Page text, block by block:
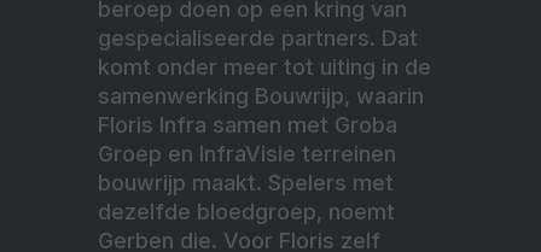
beroep doen op een kring van
gespecialiseerde partners. Dat
komt onder meer tot uiting in de
samenwerking Bouwrijp, waarin
Floris Infra samen met Groba
Groep en InfraVisie terreinen
bouwrijp maakt. Spelers met
dezelfde bloedgroep, noemt
Gerben die. Voor Floris zelf